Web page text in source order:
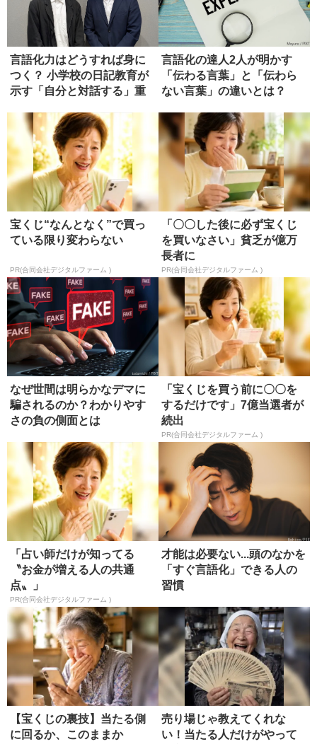
言語化力はどうすれば身に
つく？ 小学校の日記教育が
示す「自分と対話する」重
言語化の達人2人が明かす
「伝わる言葉」と「伝わら
ない言葉」の違いとは？
宝くじ“なんとなく”で買っ
ている限り変わらない
PR(合同会社デジタルファーム )
「〇〇した後に必ず宝くじ
を買いなさい」貧乏が億万
長者に
PR(合同会社デジタルファーム )
なぜ世間は明らかなデマに
騙されるのか？わかりやす
さの負の側面とは
「宝くじを買う前に〇〇を
するだけです」7億当選者が
続出
PR(合同会社デジタルファーム )
「占い師だけが知ってる
〝お金が増える人の共通
点〟」
PR(合同会社デジタルファーム )
才能は必要ない...頭のなかを
「すぐ言語化」できる人の
習慣
【宝くじの裏技】当たる側
に回るか、このままか
売り場じゃ教えてくれな
い！当たる人だけがやって